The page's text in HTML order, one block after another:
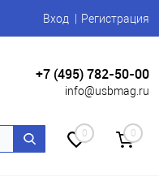
Вход Регистрация
+7 (495) 782-50-00
info@usbmag.ru
0 0